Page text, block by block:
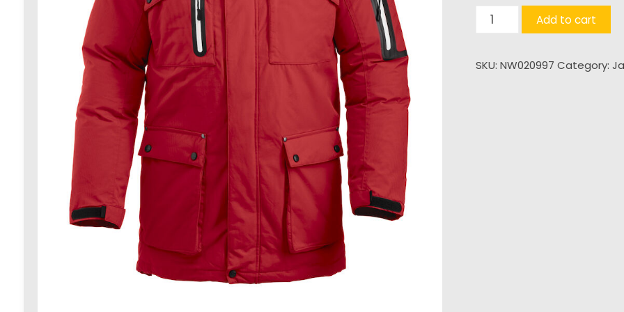
Malamute
quantity
Add to cart
SKU:NW020997 Category: